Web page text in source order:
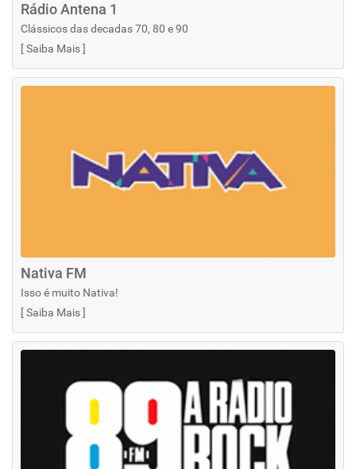
Rádio Antena 1
Clássicos das decadas 70, 80 e 90
[Saiba Mais]
Nativa FM
Isso é muito Nativa!
[Saiba Mais]